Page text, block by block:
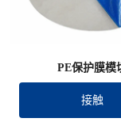
PE保护膜模
接触